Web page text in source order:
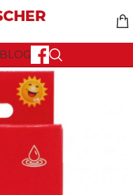
BLOG